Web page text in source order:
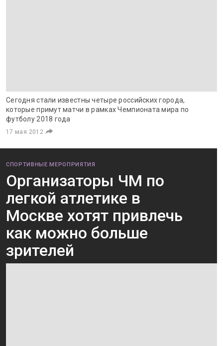
Сегодня стали известны четыре российских города,
которые примут матчи в рамках Чемпионата мира по
футболу 2018 года
17 мая 2012
СПОРТИВНЫЕ МЕРОПРИЯТИЯ
Организаторы ЧМ по
легкой атлетике в
Москве хотят привлечь
как можно больше
зрителей